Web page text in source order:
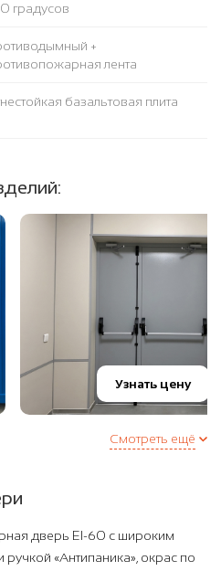
градусов
+
лента
базальтовая плита
Узнать цену
Смотреть ещё
дверь EI-60 с широким
ручкой «Антипаника», окрас по